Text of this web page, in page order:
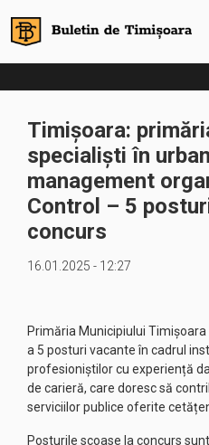
Timișoara:
specialiști în
management
Control – 5
concurs
16.01.2025 - 12:27
Primăria Municipiului
a 5 posturi vacante în cadrul
profesioniștilor cu experiență
de carieră, care doresc să
serviciilor publice oferite
Posturile scoase la concurs